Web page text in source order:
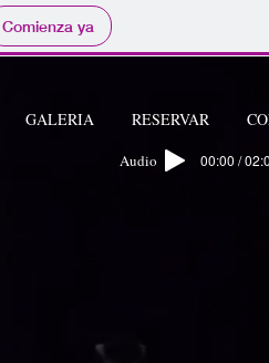
Comienza ya
GALERIA RESERVAR
Audio 00:00 /